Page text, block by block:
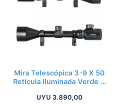
Mira Telescópica 3-9 X 50
Retícula Iluminada Verde Y
UYU 3.890,00